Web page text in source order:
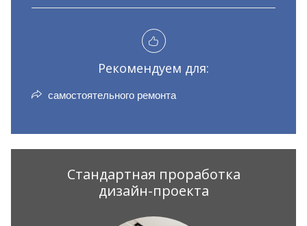
Рекомендуем для:
самостоятельного ремонта
Стандартная проработка
дизайн-проекта